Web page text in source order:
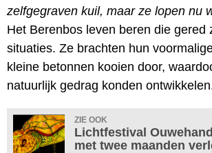
zelfgegraven kuil, maar ze lopen nu
Het Berenbos leven beren die gered
situaties. Ze brachten hun
kleine betonnen kooien door,
natuurlijk gedrag konden
ZIE OOK
Lichtfestival
met twee maanden